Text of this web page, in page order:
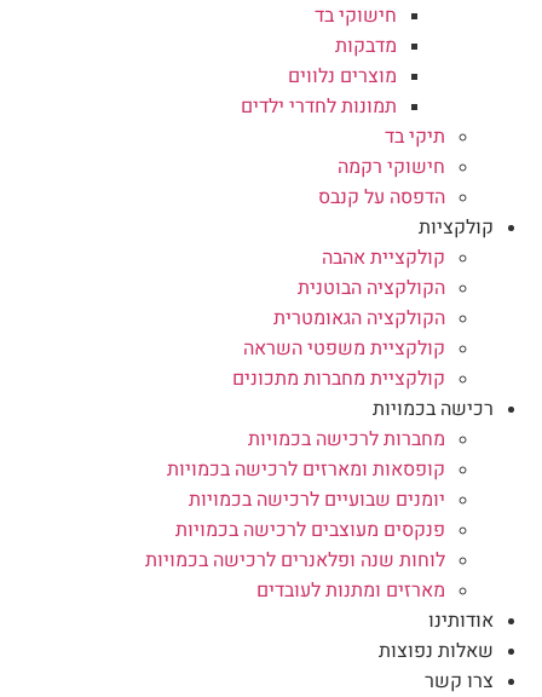
חישוקי בד
מדבקות
מוצרים נלווים
תמונות לחדרי ילדים
תיקי בד
חישוקי רקמה
הדפסה על קנבס
קולקציות
קולקציית אהבה
הקולקציה הבוטנית
הקולקציה הגאומטרית
קולקציית משפטי השראה
קולקציית מחברות מתכונים
רכישה בכמויות
מחברות לרכישה בכמויות
קופסאות ומארזים לרכישה בכמויות
יומנים שבועיים לרכישה בכמויות
פנקסים מעוצבים לרכישה בכמויות
לוחות שנה ופלאנרים לרכישה בכמויות
מארזים ומתנות לעובדים
אודותינו
שאלות נפוצות
צרו קשר